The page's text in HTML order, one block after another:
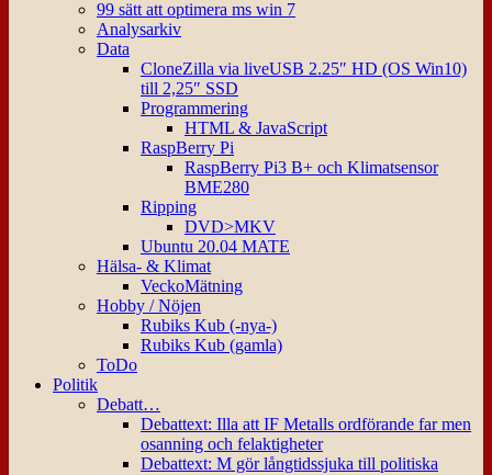
99 sätt att optimera ms win 7
Analysarkiv
Data
CloneZilla via liveUSB 2.25″ HD (OS Win10)
till 2,25″ SSD
Programmering
HTML & JavaScript
RaspBerry Pi
RaspBerry Pi3 B+ och Klimatsensor
BME280
Ripping
DVD>MKV
Ubuntu 20.04 MATE
Hälsa- & Klimat
VeckoMätning
Hobby / Nöjen
Rubiks Kub (-nya-)
Rubiks Kub (gamla)
ToDo
Politik
Debatt…
Debattext: Illa att IF Metalls ordförande far men
osanning och felaktigheter
Debattext: M gör långtidssjuka till politiska